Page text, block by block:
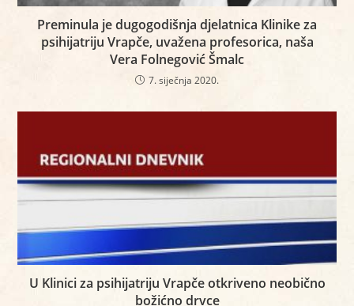
Preminula je dugogodišnja djelatnica Klinike za
psihijatriju Vrapče, uvažena profesorica, naša
Vera Folnegović Šmalc
7. siječnja 2020.
U Klinici za psihijatriju Vrapče otkriveno neobično
božićno drvce